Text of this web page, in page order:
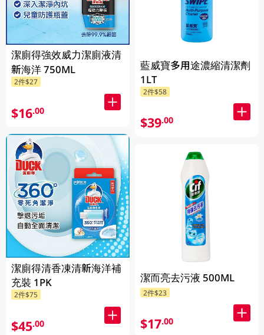
潔廁得強效威力潔廁液清
新海洋 750ML
2件$27
$16.00
潔廁得清香凍清新海洋補
充裝 1PK
2件$75
$45.00
藍威寶多用途濃縮清潔劑
1LT
2件$58
$39.00
潔而亮去污液 500ML
2件$23
$17.00